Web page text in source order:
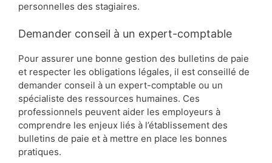
personnelles des stagiaires.
Demander conseil à un expert-comptable
Pour assurer une bonne gestion des bulletins de paie
et respecter les obligations légales, il est conseillé de
demander conseil à un expert-comptable ou un
spécialiste des ressources humaines. Ces
professionnels peuvent aider les employeurs à
comprendre les enjeux liés à l’établissement des
bulletins de paie et à mettre en place les bonnes
pratiques.